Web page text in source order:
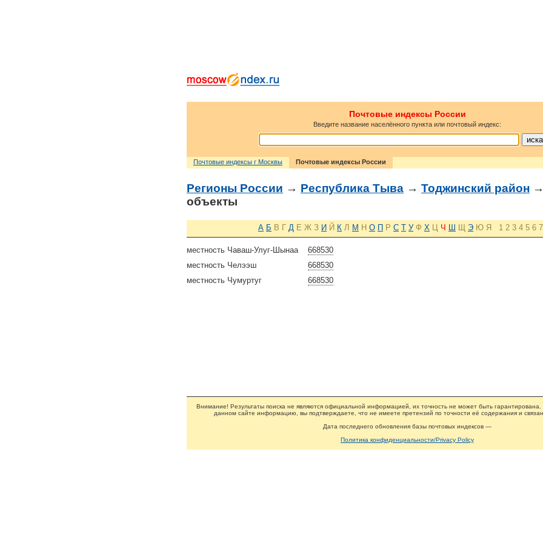
Почтовые индексы России
Введите название населённого пункта или почтовый индекс:
Почтовые индексы г Москвы Почтовые индексы России
Регионы России → Республика Тыва → Тоджинский район
объекты
А Б В Г Д Е Ж З И Й К Л М Н О П Р С Т У Ф Х Ц Ч Ш Щ Э Ю Я 1 2 3 4 5 6 7
668530
местность Чаваш-Улуг-Шынаа
668530
местность Челээш
668530
местность Чумуртуг
Внимание! Результаты поиска не являются официальной информацией, их точность не может быть гарантирована.
данном сайте информацию, вы подтверждаете, что не имеете претензий по точности её содержания и
Дата последнего обновления базы почтовых индексов —
Политика конфиденциальности/Privacy Policy